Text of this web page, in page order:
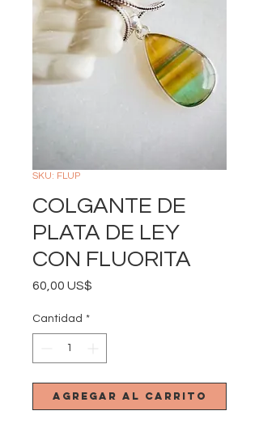
SKU: FLUP
COLGANTE DE
PLATA DE LEY
CON FLUORITA
60,00 US$
Cantidad *
Agregar al carrito